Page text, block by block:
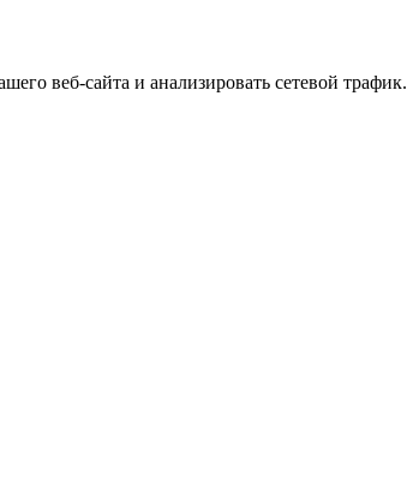
веб-сайта и анализировать сетевой трафик.